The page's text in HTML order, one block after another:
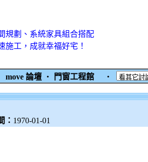
規劃、系統家具組合搭配
施工，成就幸福好宅！
move 論壇 ‧ 門窗工程館 ‧
： 1970-01-01